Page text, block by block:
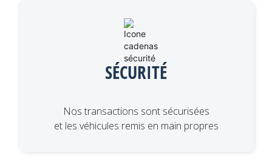
SÉCURITÉ
Nos transactions sont sécurisées
et les véhicules remis en main propres